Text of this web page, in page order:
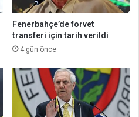
Fenerbahçe’de forvet
transferi için tarih verildi
4 gün önce